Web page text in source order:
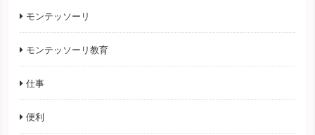
モンテッソーリ
モンテッソーリ教育
仕事
便利